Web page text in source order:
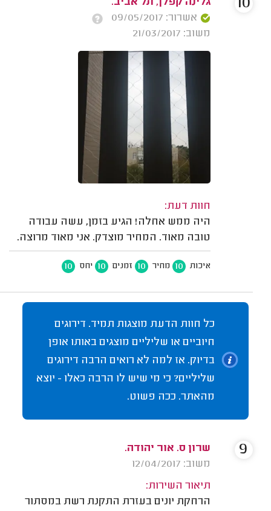
גלינה קפלן, תל אביב.
אשרור: 09/05/2017
משוב: 21/03/2017
חוות דעת:
היה ממש אחלה! הגיע בזמן, עשה עבודה
טובה מאוד. המחיר מוצדק. אני מאוד מרוצה.
איכות 10 מחיר 10 זמנים 10 יחס 10
10
כל חוות הדעת מוצגות תמיד. דירוגים
חיוביים או שליליים מוצגים באותו אופן
בדיוק. אז למה לא רואים הרבה דירוגים
שליליים? כי מי שיש לו הרבה כאלו - יוצא
מהאתר. ככה פשוט.
שרון ס. אור יהודה.
משוב: 12/04/2017
תיאור השירות:
הרחקת יונים בעזרת התקנת רשת במסתור
9